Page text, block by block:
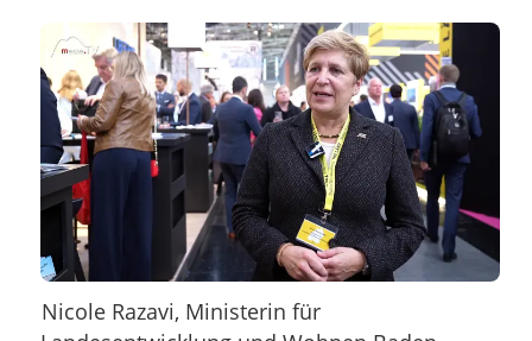
Nicole Razavi, Ministerin für